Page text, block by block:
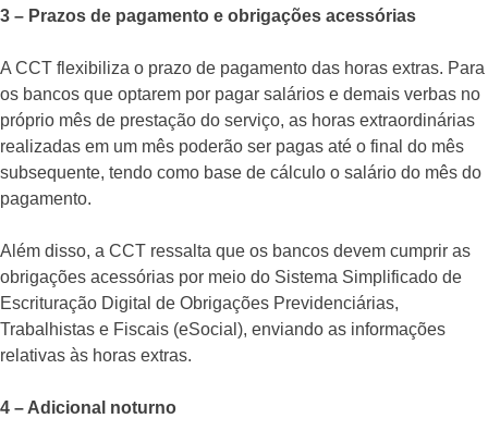
3 – Prazos de pagamento e obrigações acessórias
A CCT flexibiliza o prazo de pagamento das horas extras. Para
os bancos que optarem por pagar salários e demais verbas no
próprio mês de prestação do serviço, as horas extraordinárias
realizadas em um mês poderão ser pagas até o final do mês
subsequente, tendo como base de cálculo o salário do mês do
pagamento.
Além disso, a CCT ressalta que os bancos devem cumprir as
obrigações acessórias por meio do Sistema Simplificado de
Escrituração Digital de Obrigações Previdenciárias,
Trabalhistas e Fiscais (eSocial), enviando as informações
relativas às horas extras.
4 – Adicional noturno